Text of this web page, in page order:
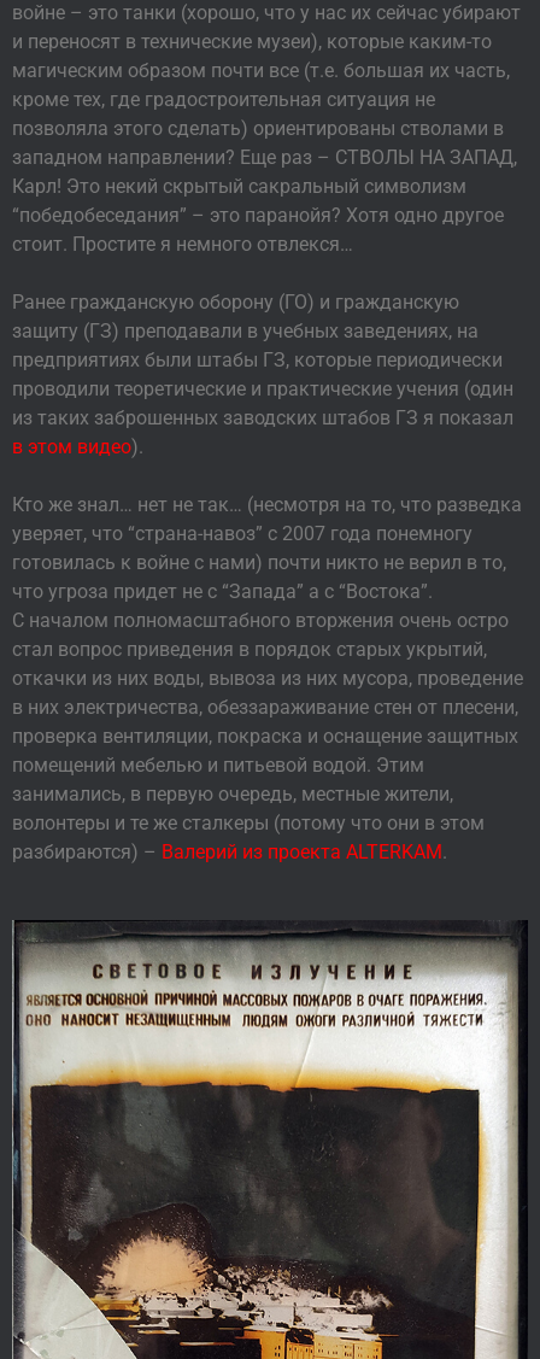
войне – это танки (хорошо, что у нас их сейчас убирают
и переносят в технические музеи), которые каким-то
магическим образом почти все (т.е. большая их часть,
кроме тех, где градостроительная ситуация не
позволяла этого сделать) ориентированы стволами в
западном направлении? Еще раз – СТВОЛЫ НА ЗАПАД,
Карл! Это некий скрытый сакральный символизм
“победобеседания” – это паранойя? Хотя одно другое
стоит. Простите я немного отвлекся…
Ранее гражданскую оборону (ГО) и гражданскую
защиту (ГЗ) преподавали в учебных заведениях, на
предприятиях были штабы ГЗ, которые периодически
проводили теоретические и практические учения (один
из таких заброшенных заводских штабов ГЗ я показал
в этом видео).
Кто же знал… нет не так… (несмотря на то, что разведка
уверяет, что “страна-навоз” с 2007 года понемногу
готовилась к войне с нами) почти никто не верил в то,
что угроза придет не с “Запада” а с “Востока”.
С началом полномасштабного вторжения очень остро
стал вопрос приведения в порядок старых укрытий,
откачки из них воды, вывоза из них мусора, проведение
в них электричества, обеззараживание стен от плесени,
проверка вентиляции, покраска и оснащение защитных
помещений мебелью и питьевой водой. Этим
занимались, в первую очередь, местные жители,
волонтеры и те же сталкеры (потому что они в этом
разбираются) – Валерий из проекта ALTERKAM.